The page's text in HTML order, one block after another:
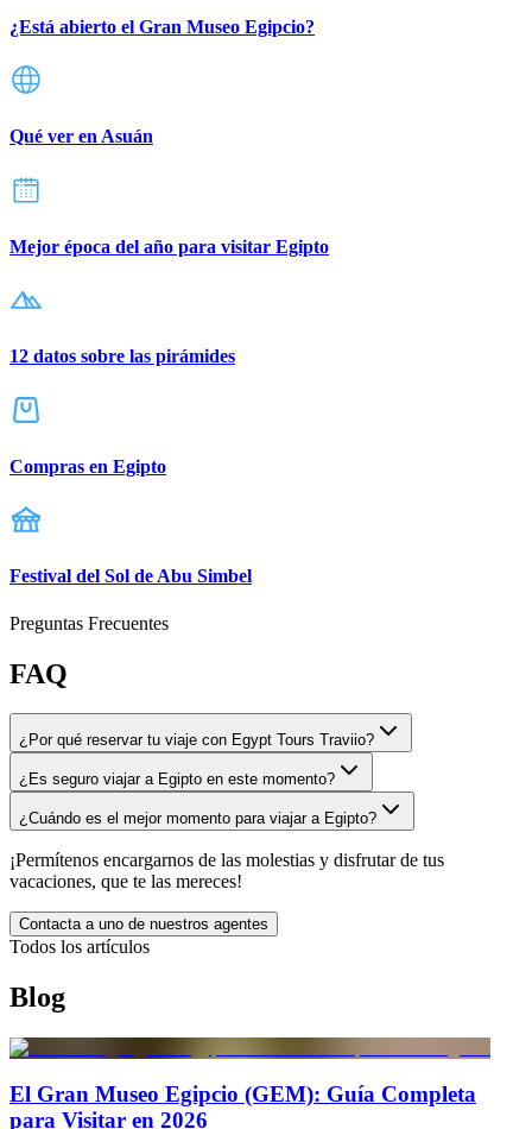
¿Está abierto el Gran Museo Egipcio?
Qué ver en Asuán
Mejor época del año para visitar Egipto
12 datos sobre las pirámides
Compras en Egipto
Festival del Sol de Abu Simbel
Preguntas Frecuentes
FAQ
¿Por qué reservar tu viaje con Egypt Tours Traviio?
¿Es seguro viajar a Egipto en este momento?
¿Cuándo es el mejor momento para viajar a Egipto?
¡Permítenos encargarnos de las molestias y disfrutar de tus
vacaciones, que te las mereces!
Contacta a uno de nuestros agentes
Todos los artículos
Blog
El Gran Museo Egipcio (GEM): Guía Completa
para Visitar en 2026